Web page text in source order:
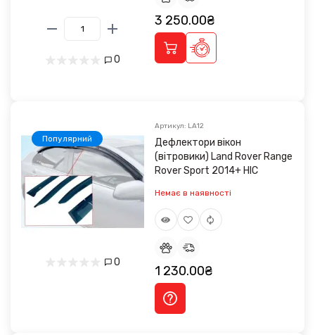
0
3 250.00₴
Популярний
0
Артикул: LA12
Дефлектори вікон
(вітровики) Land Rover Range
Rover Sport 2014+ HIC
Немає в наявності
1 230.00₴